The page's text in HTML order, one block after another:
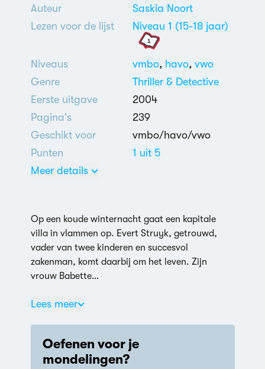
Auteur
Saskia Noort
Lezen voor de lijst
Niveau 1 (15-18 jaar)
Niveaus vmbo, havo, vwo
Genre
Thriller & Detective
Eerste uitgave
2004
Pagina's
239
Geschikt voor
vmbo/havo/vwo
Punten
1 uit 5
Moord
De eetclub (2010)
Zilveren
Publieksprijs
Meer details
Op een koude winternacht gaat een kapitale
villa in vlammen op. Evert Struyk, getrouwd,
vader van twee kinderen en succesvol
zakenman, komt daarbij om het leven. Zijn
vrouw Babette…
Lees meer
Oefenen voor je
mondelingen?